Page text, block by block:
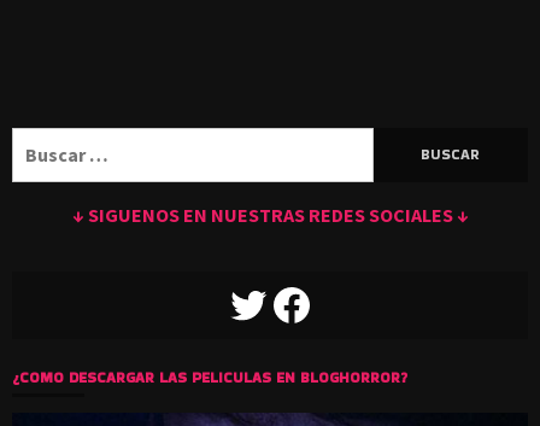
↓ SIGUENOS EN NUESTRAS REDES SOCIALES ↓
TWITTERFACEBOOK
¿COMO DESCARGAR LAS PELICULAS EN BLOGHORROR?